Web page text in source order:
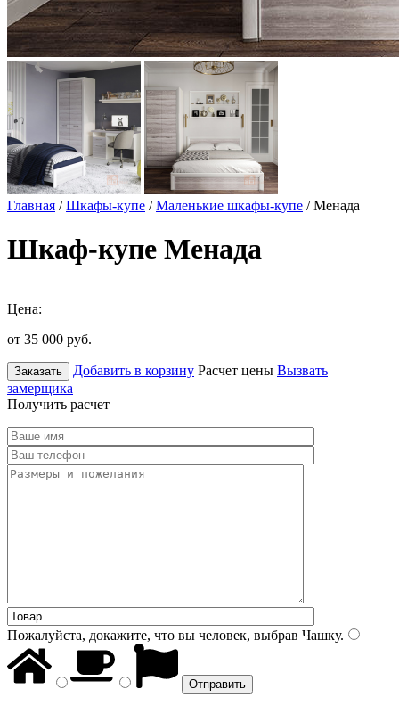
Главная /Шкафы-купе /Маленькие шкафы-купе / Менада
Шкаф-купе Менада
Цена:
от 35 000 руб.
Заказать Добавить в корзину Расчет цены Вызвать
замерщика
Получить расчет
Пожалуйста, докажите, что вы человек, выбрав Чашку.